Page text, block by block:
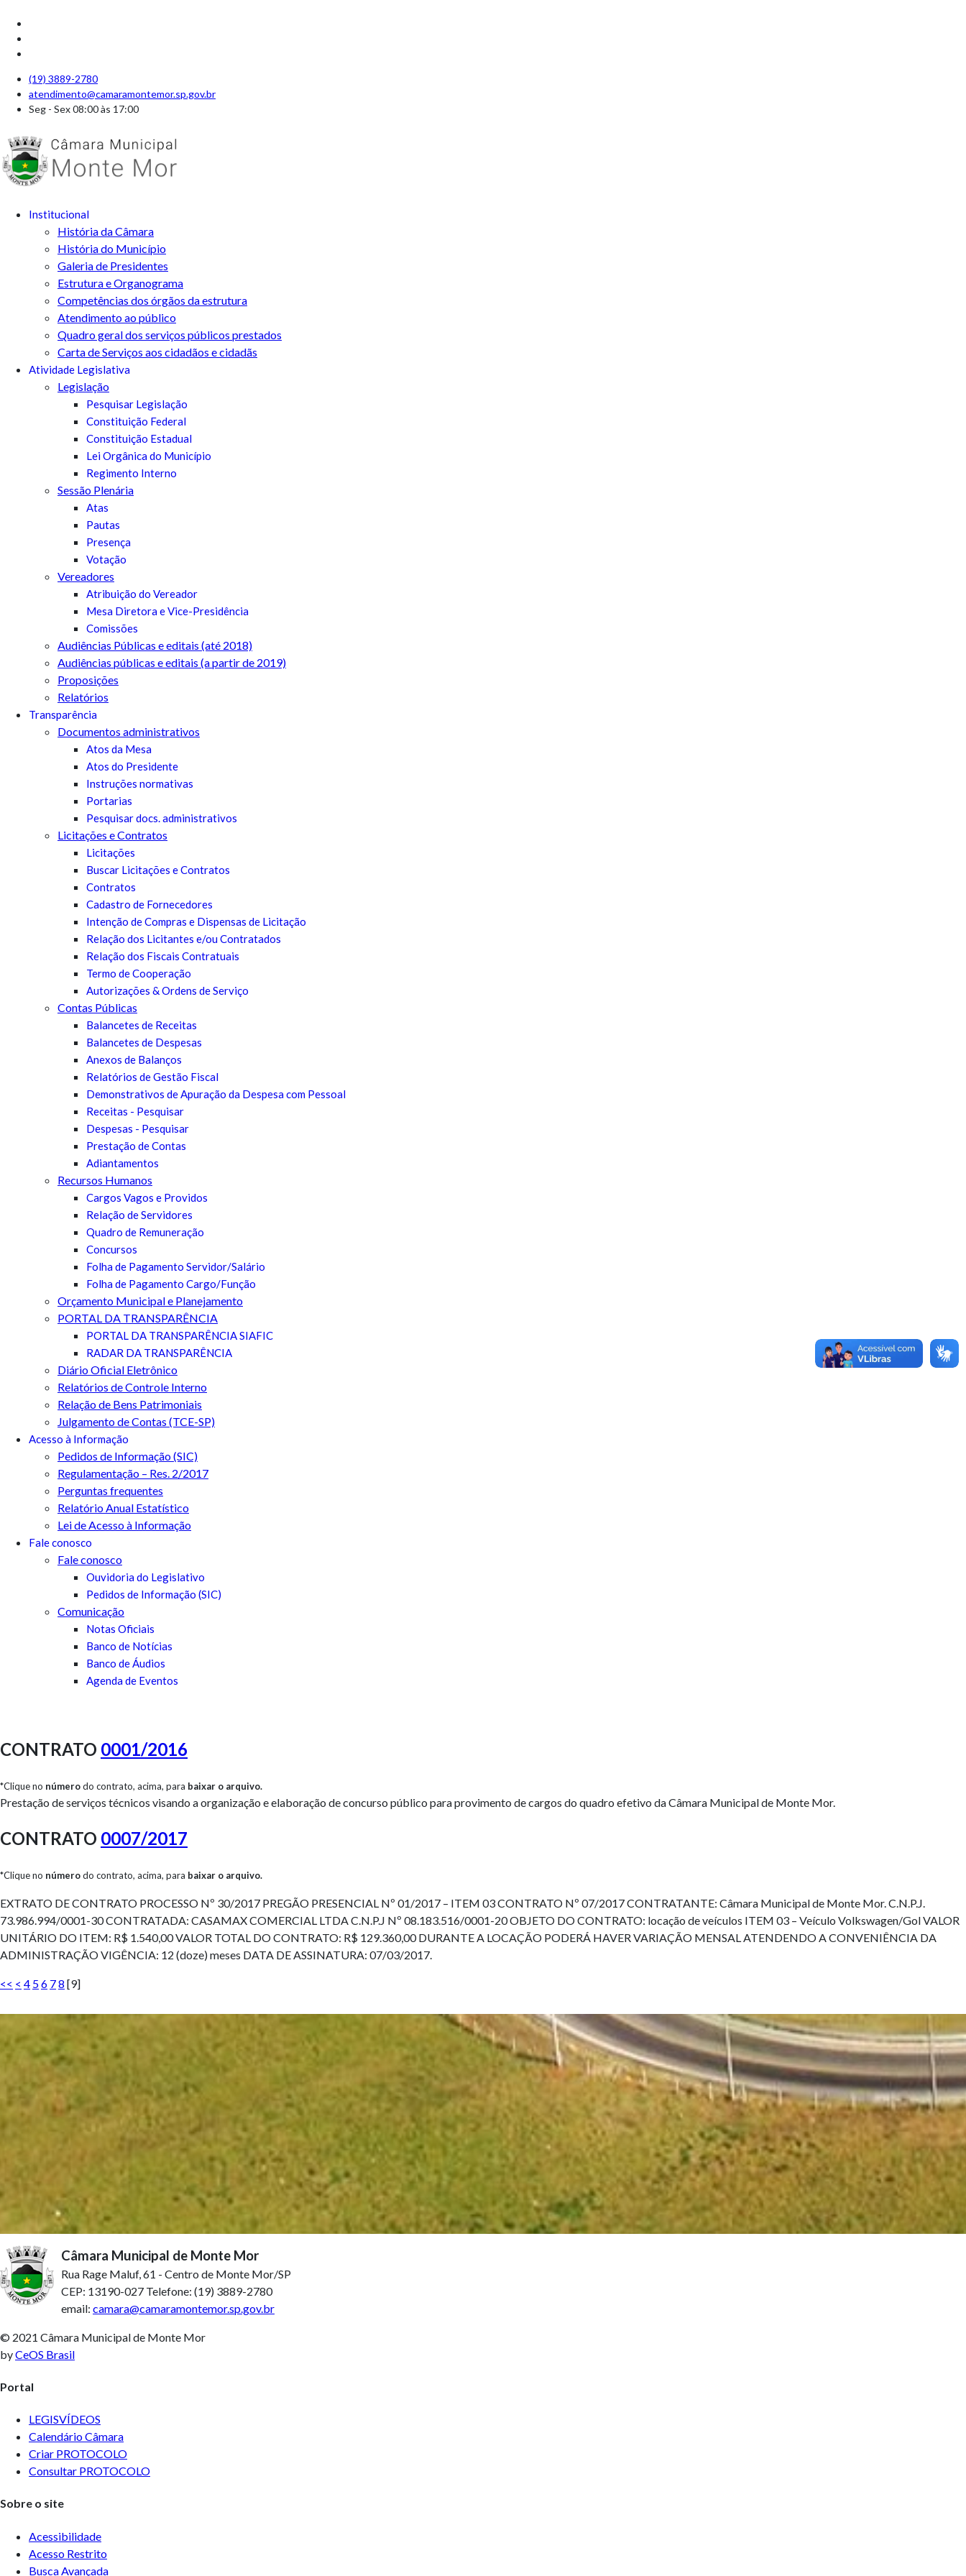
(19) 3889-2780
atendimento@camaramontemor.sp.gov.br
Seg - Sex 08:00 às 17:00
Institucional
História da Câmara
História do Município
Galeria de Presidentes
Estrutura e Organograma
Competências dos órgãos da estrutura
Atendimento ao público
Quadro geral dos serviços públicos prestados
Carta de Serviços aos cidadãos e cidadãs
Atividade Legislativa
Legislação
Pesquisar Legislação
Constituição Federal
Constituição Estadual
Lei Orgânica do Município
Regimento Interno
Sessão Plenária
Atas
Pautas
Presença
Votação
Vereadores
Atribuição do Vereador
Mesa Diretora e Vice-Presidência
Comissões
Audiências Públicas e editais (até 2018)
Audiências públicas e editais (a partir de 2019)
Proposições
Relatórios
Transparência
Documentos administrativos
Atos da Mesa
Atos do Presidente
Instruções normativas
Portarias
Pesquisar docs. administrativos
Licitações e Contratos
Licitações
Buscar Licitações e Contratos
Contratos
Cadastro de Fornecedores
Intenção de Compras e Dispensas de Licitação
Relação dos Licitantes e/ou Contratados
Relação dos Fiscais Contratuais
Termo de Cooperação
Autorizações & Ordens de Serviço
Contas Públicas
Balancetes de Receitas
Balancetes de Despesas
Anexos de Balanços
Relatórios de Gestão Fiscal
Demonstrativos de Apuração da Despesa com Pessoal
Receitas - Pesquisar
Despesas - Pesquisar
Prestação de Contas
Adiantamentos
Recursos Humanos
Cargos Vagos e Providos
Relação de Servidores
Quadro de Remuneração
Concursos
Folha de Pagamento Servidor/Salário
Folha de Pagamento Cargo/Função
Orçamento Municipal e Planejamento
PORTAL DA TRANSPARÊNCIA
PORTAL DA TRANSPARÊNCIA SIAFIC
RADAR DA TRANSPARÊNCIA
Diário Oficial Eletrônico
Relatórios de Controle Interno
Relação de Bens Patrimoniais
Julgamento de Contas (TCE-SP)
Acesso à Informação
Pedidos de Informação (SIC)
Regulamentação – Res. 2/2017
Perguntas frequentes
Relatório Anual Estatístico
Lei de Acesso à Informação
Fale conosco
Fale conosco
Ouvidoria do Legislativo
Pedidos de Informação (SIC)
Comunicação
Notas Oficiais
Banco de Notícias
Banco de Áudios
Agenda de Eventos
CONTRATO 0001/2016
*Clique no númerodo contrato, acima, para baixar o arquivo.
Prestação de serviços técnicos visando a organização e elaboração de concurso público para provimento de cargos do quadro efetivo da Câmara Municipal de Monte Mor.
CONTRATO 0007/2017
*Clique no númerodo contrato, acima, para baixar o arquivo.
EXTRATO DE CONTRATO PROCESSO Nº 30/2017 PREGÃO PRESENCIAL Nº 01/2017 – ITEM 03 CONTRATO Nº 07/2017 CONTRATANTE: Câmara Municipal de Monte Mor. C.N.P.J.
73.986.994/0001-30 CONTRATADA: CASAMAX COMERCIAL LTDA C.N.P.J Nº 08.183.516/0001-20 OBJETO DO CONTRATO: locação de veículos ITEM 03 – Veículo Volkswagen/Gol VALOR
UNITÁRIO DO ITEM: R$ 1.540,00 VALOR TOTAL DO CONTRATO: R$ 129.360,00 DURANTE A LOCAÇÃO PODERÁ HAVER VARIAÇÃO MENSAL ATENDENDO A CONVENIÊNCIA DA
ADMINISTRAÇÃO VIGÊNCIA: 12 (doze) meses DATA DE ASSINATURA: 07/03/2017.
<< < 4 56 78 [9]
Câmara Municipal de Monte Mor
Rua Rage Maluf, 61 - Centro de Monte Mor/SP
CEP: 13190-027 Telefone: (19) 3889-2780
email: camara@camaramontemor.sp.gov.br
© 2021 Câmara Municipal de Monte Mor
byCeOS Brasil
Portal
LEGISVÍDEOS
Calendário Câmara
Criar PROTOCOLO
Consultar PROTOCOLO
Sobre o site
Acessibilidade
Acesso Restrito
Busca Avançada